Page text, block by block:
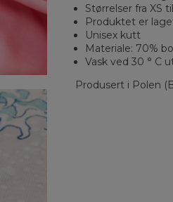
Størrelser fra XS
Produktet er
Unisex kutt
Materiale: 70%
Vask ved 30 ° C
Produsert i Polen